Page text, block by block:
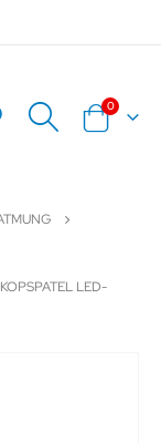
Warenkorb
0Artikel
LED-